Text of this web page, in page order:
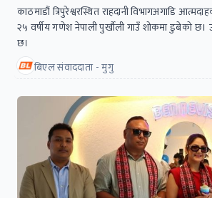
काठमाडौं त्रिपुरेश्वरस्थित राहदानी विभागअगाडि
२५ वर्षीय गणेश नेपाली पुर्खौली गाउँ शोकमा डुबेको छ।
छ।
बिएल संवाददाता - मुगु